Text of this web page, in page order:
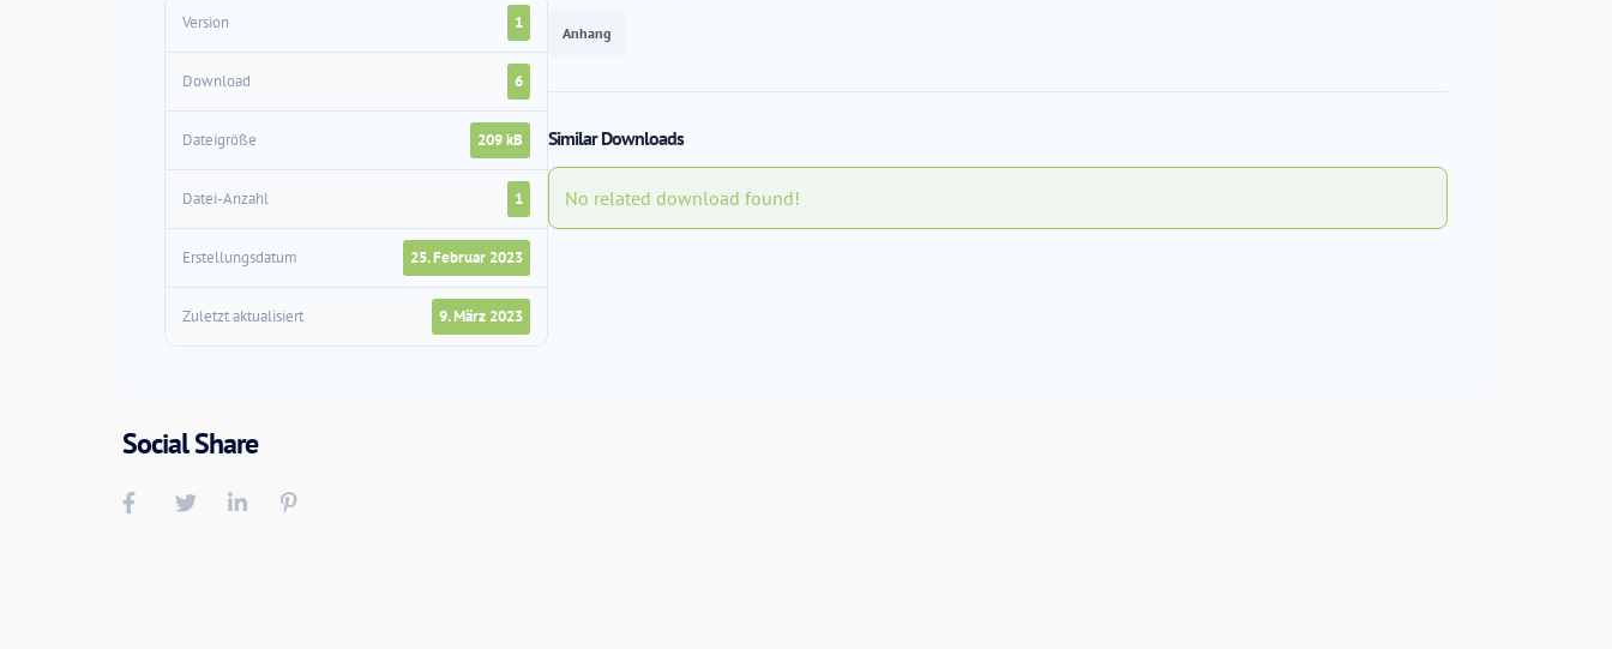
Version 1
Download 6
Dateigröße 209 kB
Datei-Anzahl 1
Erstellungsdatum 25. Februar 2023
Zuletzt aktualisiert 9. März 2023
Anhang
Similar Downloads
No related download found!
Social Share